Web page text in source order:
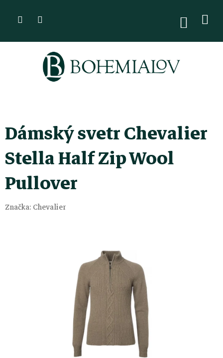
Dámský svetr Chevalier
Stella Half Zip Wool
Pullover
Značka: Chevalier